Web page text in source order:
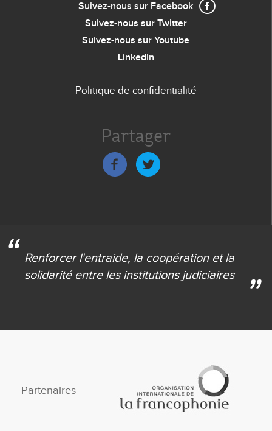
Suivez-nous sur Facebook
Suivez-nous sur Twitter
Suivez-nous sur Youtube
LinkedIn
Politique de confidentialité
Partager
Renforcer l'entraide, la coopération et la
solidaritéentre les institutions judiciaires
Partenaires